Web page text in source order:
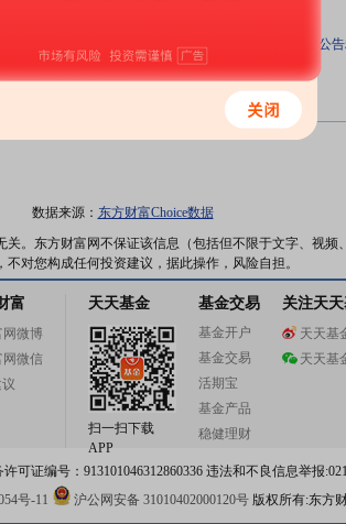
现超190亿
；倍轻松实控人马学军因涉嫌操纵证券市场被立案｜公
道，此前实控人及一致行动人完成大额减持
问题的通知
数据来源： 东方财富Choice数据
。东方财富网不保证该信息（包括但不限于文字、视
对您构成任何投资建议，据此操作，风险自担。
富
网微博
网微信
天天基金
扫一扫下载
APP
基金交易
基金开户
基金交易
活期宝
基金产品
稳健理财
关注天
天天基
天天基
证编号：913101046312860336 违法和不良信息举报
号-11 沪公网安备 31010402000120号版权所有:东方